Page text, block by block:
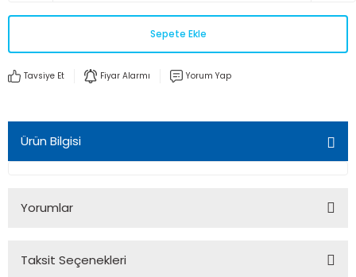
Sepete Ekle
Tavsiye Et Fiyar Alarmı Yorum Yap
Ürün Bilgisi
Yorumlar
Taksit Seçenekleri